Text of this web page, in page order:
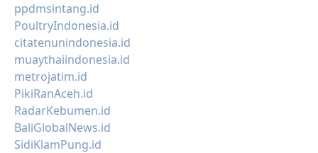
ppdmsintang.id
PoultryIndonesia.id
citatenunindonesia.id
muaythaiindonesia.id
metrojatim.id
PikiRanAceh.id
RadarKebumen.id
BaliGlobalNews.id
SidiKlamPung.id